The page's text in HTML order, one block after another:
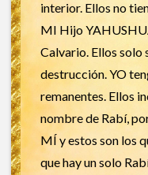
interior. Ellos no
MI Hijo
Calvario. Ellos solo
destrucción. YO
remanentes. Ellos
nombre de Rabí,
MÍ y estos son los
que hay un solo